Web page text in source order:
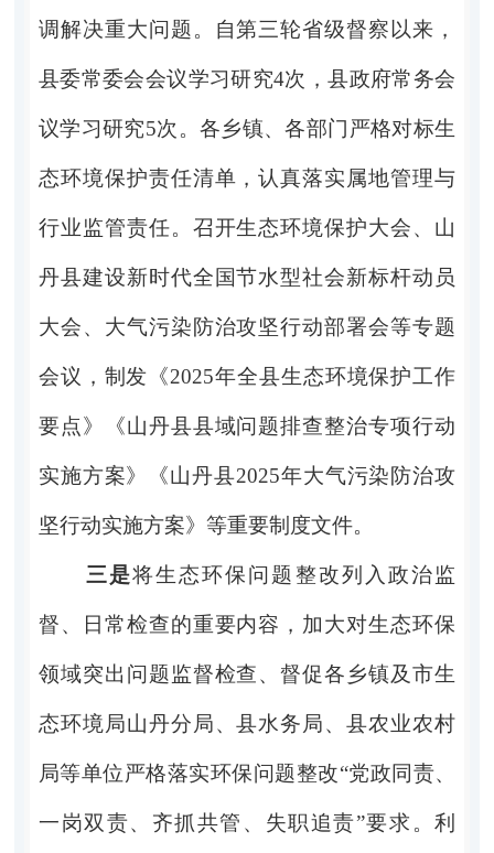
调解决重大问题。自第三轮省级督察以来，
县委常委会会议学习研究4次，县政府常务会
议学习研究5次。各乡镇、各部门严格对标生
态环境保护责任清单，认真落实属地管理与
行业监管责任。召开生态环境保护大会、山
丹县建设新时代全国节水型社会新标杆动员
大会、大气污染防治攻坚行动部署会等专题
会议，制发《2025年全县生态环境保护工作
要点》《山丹县县域问题排查整治专项行动
实施方案》《山丹县2025年大气污染防治攻
坚行动实施方案》等重要制度文件。
三是将生态环保问题整改列入政治监
督、日常检查的重要内容，加大对生态环保
领域突出问题监督检查、督促各乡镇及市生
态环境局山丹分局、县水务局、县农业农村
局等单位严格落实环保问题整改“党政同责、
一岗双责、齐抓共管、失职追责”要求。利